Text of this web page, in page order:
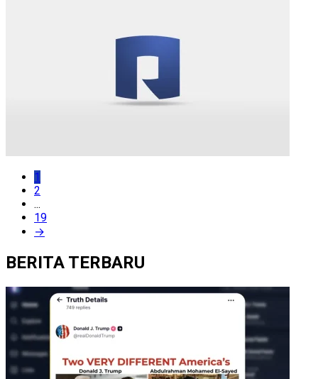
1
2
...
19
→
BERITA TERBARU